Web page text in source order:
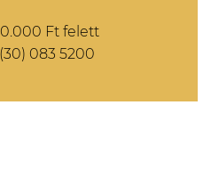
Ft felett
083 5200